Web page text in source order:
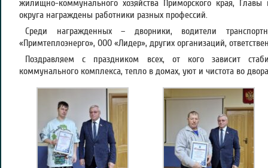
жилищно-коммунального хозяйства Приморского края, Главы
округа награждены работники разных профессий.
Среди награжденных – дворники, водители
«Примтеплоэнерго», ООО «Лидер», других организаций,
Поздравляем с праздником всех, от кого зависит
коммунального комплекса, тепло в домах, уют и чистота во